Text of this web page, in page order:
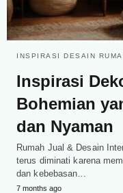
INSPIRASI DESAIN
Inspirasi
Bohemian
dan Nyaman
Rumah Jual & Desain
terus diminati karena
dan kebebasan…
7 months ago